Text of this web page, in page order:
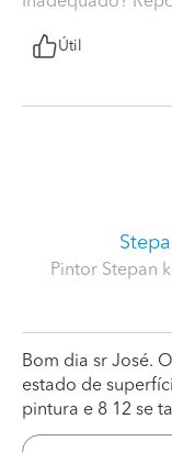
Útil
Pintor Stepan
Bom dia sr José.
estado de
pintura e 8 12 se